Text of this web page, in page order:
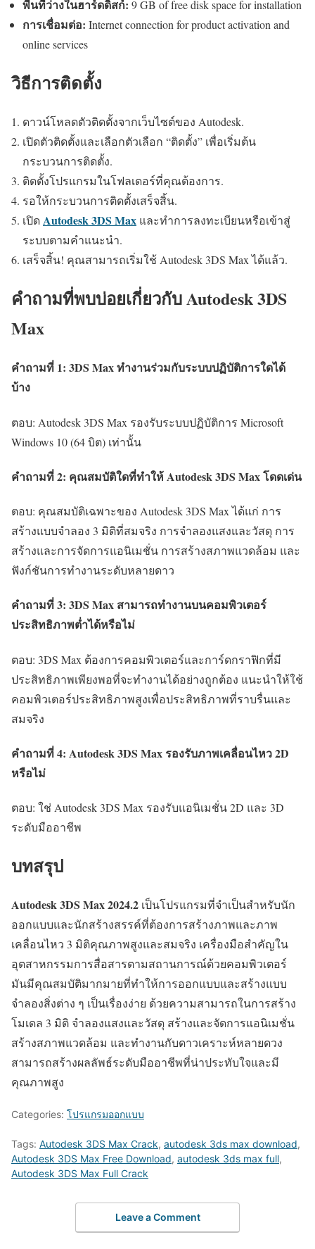
พื้นที่ว่างในฮาร์ดดิสก์: 9 GB of free disk space for installation
การเชื่อมต่อ: Internet connection for product activation and
online services
วิธีการติดตั้ง
ดาวน์โหลดตัวติดตั้งจากเว็บไซต์ของ Autodesk.
เปิดตัวติดตั้งและเลือกตัวเลือก “ติดตั้ง” เพื่อเริ่มต้น
กระบวนการติดตั้ง.
ติดตั้งโปรแกรมในโฟลเดอร์ที่คุณต้องการ.
รอให้กระบวนการติดตั้งเสร็จสิ้น.
เปิดAutodesk 3DS Max และทำการลงทะเบียนหรือเข้าสู่
ระบบตามคำแนะนำ.
เสร็จสิ้น! คุณสามารถเริ่มใช้ Autodesk 3DS Max ได้แล้ว.
คำถามที่พบบ่อยเกี่ยวกับ Autodesk 3DS
Max
คำถามที่ 1: 3DS Max ทำงานร่วมกับระบบปฏิบัติการใดได้
บ้าง
ตอบ: Autodesk 3DS Max รองรับระบบปฏิบัติการ Microsoft
Windows 10 (64 บิต) เท่านั้น
คำถามที่ 2: คุณสมบัติใดที่ทำให้ Autodesk 3DS Max โดดเด่น
ตอบ: คุณสมบัติเฉพาะของ Autodesk 3DS Max ได้แก่ การ
สร้างแบบจำลอง 3 มิติที่สมจริง การจำลองแสงและวัสดุ การ
สร้างและการจัดการแอนิเมชั่น การสร้างสภาพแวดล้อม และ
ฟังก์ชันการทำงานระดับหลายดาว
คำถามที่ 3: 3DS Max สามารถทำงานบนคอมพิวเตอร์
ประสิทธิภาพต่ำได้หรือไม่
ตอบ: 3DS Max ต้องการคอมพิวเตอร์และการ์ดกราฟิกที่มี
ประสิทธิภาพเพียงพอที่จะทำงานได้อย่างถูกต้อง แนะนำให้ใช้
คอมพิวเตอร์ประสิทธิภาพสูงเพื่อประสิทธิภาพที่ราบรื่นและ
สมจริง
คำถามที่ 4: Autodesk 3DS Max รองรับภาพเคลื่อนไหว 2D
หรือไม่
ตอบ: ใช่ Autodesk 3DS Max รองรับแอนิเมชั่น 2D และ 3D
ระดับมืออาชีพ
บทสรุป
Autodesk 3DS Max 2024.2 เป็นโปรแกรมที่จำเป็นสำหรับนัก
ออกแบบและนักสร้างสรรค์ที่ต้องการสร้างภาพและภาพ
เคลื่อนไหว 3 มิติคุณภาพสูงและสมจริง เครื่องมือสำคัญใน
อุตสาหกรรมการสื่อสารตามสถานการณ์ด้วยคอมพิวเตอร์
มันมีคุณสมบัติมากมายที่ทำให้การออกแบบและสร้างแบบ
จำลองสิ่งต่าง ๆ เป็นเรื่องง่าย ด้วยความสามารถในการสร้าง
โมเดล 3 มิติ จำลองแสงและวัสดุ สร้างและจัดการแอนิเมชั่น
สร้างสภาพแวดล้อม และทำงานกับดาวเคราะห์หลายดวง
สามารถสร้างผลลัพธ์ระดับมืออาชีพที่น่าประทับใจและมี
คุณภาพสูง
Categories: โปรแกรมออกแบบ
Tags: Autodesk 3DS Max Crack, autodesk 3ds max download,
Autodesk 3DS Max Free Download, autodesk 3ds max full,
Autodesk 3DS Max Full Crack
Leave a Comment